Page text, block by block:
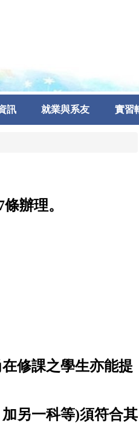
訊 就業與系友 實習
條辦理。
在修課之學生亦能提
另一科等)須符合其